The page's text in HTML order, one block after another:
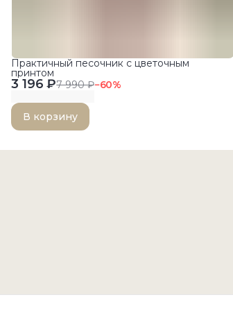
3 196 ₽7 990 ₽−60%
Практичный песочник с цветочным
принтом
В корзину